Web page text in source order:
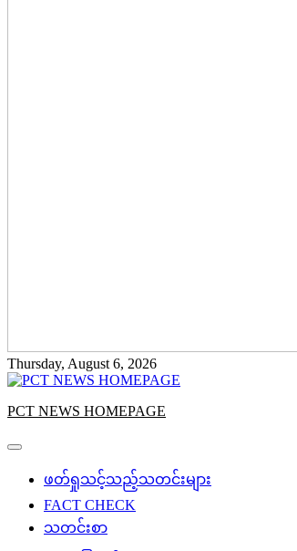
Thursday, August 6, 2026
PCT NEWS HOMEPAGE
ဖတ်ရှုသင့်သည့်သတင်းများ
FACT CHECK
သတင်းစာ